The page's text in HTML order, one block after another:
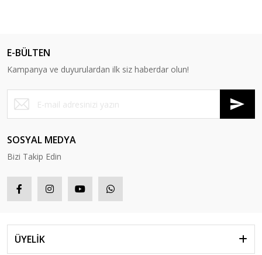
E-BÜLTEN
Kampanya ve duyurulardan ilk siz haberdar olun!
SOSYAL MEDYA
Bizi Takip Edin
ÜYELİK